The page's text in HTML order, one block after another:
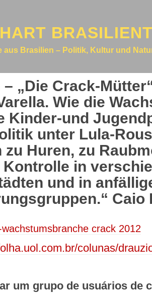
aus Brasilien – Politik, Kultur und
„Die Crack-
Wie die
Kinder-und
unter Lula-
zu Huren, zu
in
und in
Caio
wachstumsbranche crack 2012
colunas/
um grupo de usuários de